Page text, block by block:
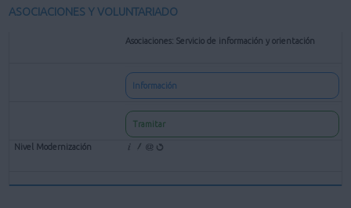
ASOCIACIONES Y VOLUNTARIADO
Asociaciones: Servicio de información y orientación
Información
Tramitar